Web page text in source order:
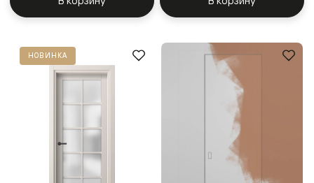
НОВИНКА